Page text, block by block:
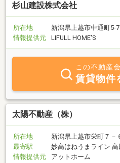
杉山建設株式会社
所在地
新潟県上越市中通町5-7
情報提供元
LIFULL HOME'S
この不動産
賃貸物件
太陽不動産（株）
所在地
新潟県上越市栄町７－
最寄駅
妙高はねうまライン
情報提供元
アットホーム